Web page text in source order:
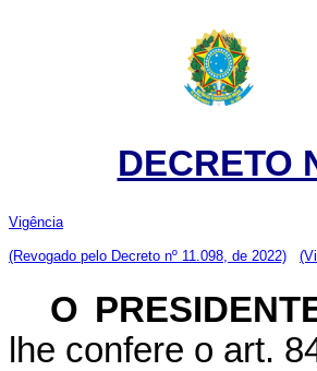
DECRETO
Vigência
(Revogado pelo Decreto nº 11.098, de 2022)
O
lhe confere o art.